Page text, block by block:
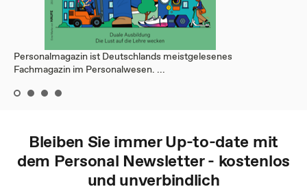
Personalmagazin ist Deutschlands meistgelesenes
Fachmagazin im Personalwesen. ...
Bleiben Sie immer Up-to-date mit
dem Personal Newsletter - kostenlos
und unverbindlich